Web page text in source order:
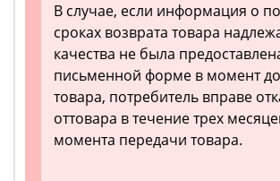
В случае, если информация о
сроках возврата товара
качества не была
письменной форме в момент
товара, потребитель вправе
оттовара в течение трех
момента передачи товара.